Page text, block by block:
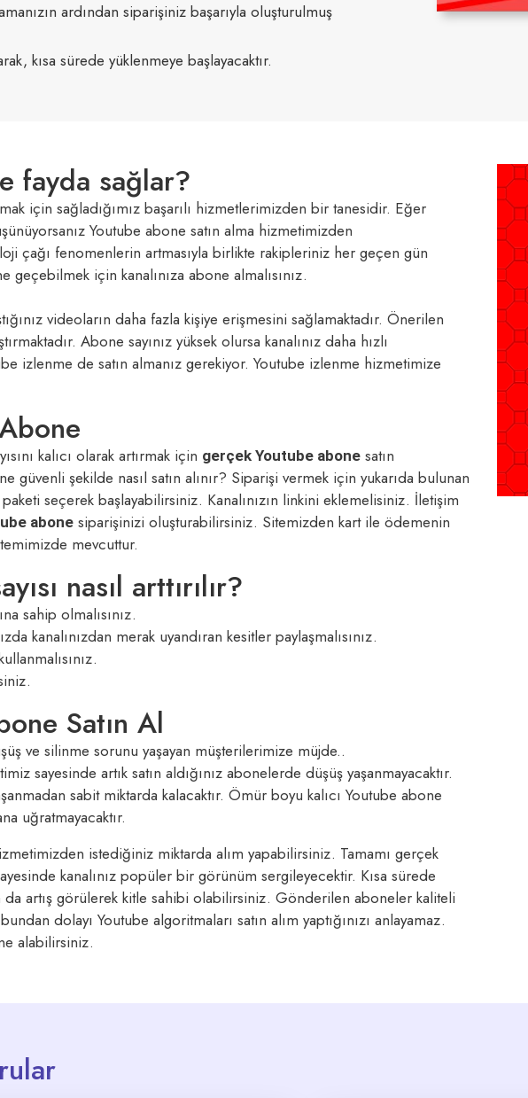
ardından siparişiniz başarıyla oluşturulmuş
kısa sürede yüklenmeye başlayacaktır.
fayda sağlar?
için sağladığımız başarılı hizmetlerimizden bir tanesidir. Eğer
Youtube abone satın alma hizmetimizden
çağı fenomenlerin artmasıyla birlikte rakipleriniz her geçen gün
geçebilmek için kanalınıza abone almalısınız.
videoların daha fazla kişiye erişmesini sağlamaktadır. Önerilen
Abone sayınız yüksek olursa kanalınız daha hızlı
izlenme de satın almanız gerekiyor. Youtube izlenme hizmetimize
kalıcı olarak artırmak için gerçek Youtube abone satın
güvenli şekilde nasıl satın alınır? Siparişi vermek için yukarıda bulunan
seçerek başlayabilirsiniz. Kanalınızın linkini eklemelisiniz. İletişim
abone siparişinizi oluşturabilirsiniz. Sitemizden kart ile ödemenin
mevcuttur.
nasıl arttırılır?
sahip olmalısınız.
kanalınızdan merak uyandıran kesitler paylaşmalısınız.
Satın Al
ve silinme sorunu yaşayan müşterilerimize müjde..
sayesinde artık satın aldığınız abonelerde düşüş yaşanmayacaktır.
sabit miktarda kalacaktır. Ömür boyu kalıcı Youtube abone
uğratmayacaktır.
istediğiniz miktarda alım yapabilirsiniz. Tamamı gerçek
kanalınız popüler bir görünüm sergileyecektir. Kısa sürede
da artış görülerek kitle sahibi olabilirsiniz. Gönderilen aboneler kaliteli
dolayı Youtube algoritmaları satın alım yaptığınızı anlayamaz.
alabilirsiniz.